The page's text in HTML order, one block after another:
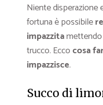
Niente disperazione
fortuna è possibile
impazzita
trucco. Ecco cosa
impazzisce.
Succo di